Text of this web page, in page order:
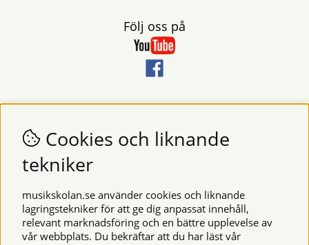
Följ oss på
Nyhetsbrev
Vill du få nyheter och erbjudanden från oss? Fyll då i din e-
postadress i fältet nedan.
Säkra betalningar
Cookies och liknande
tekniker
musikskolan.se använder cookies och liknande
lagringstekniker för att ge dig anpassat innehåll,
relevant marknadsföring och en bättre upplevelse av
vår webbplats. Du bekräftar att du har läst vår